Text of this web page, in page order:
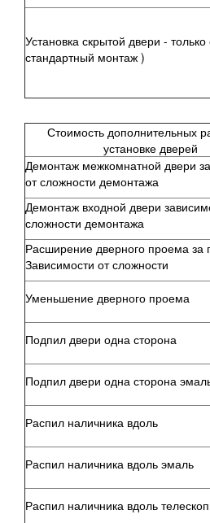
Установка скрытой двери -
стандартный монтаж )
Стоимость дополнительных
установке дверей
Демонтаж межкомнатной двери
от сложности демонтажа
Демонтаж входной двери
сложности демонтажа
Расширение дверного проема за
Зависимости от сложности
Уменьшение дверного проема
Подпил двери одна сторона
Подпил двери одна сторона
Распил наличника вдоль
Распил наличника вдоль эмаль
Распил наличника вдоль